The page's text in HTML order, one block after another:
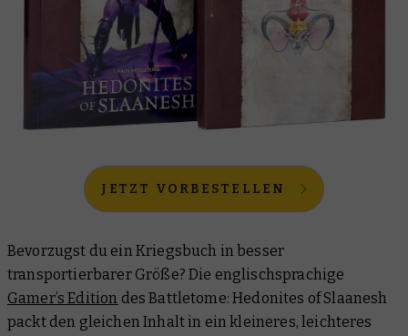
JETZT VORBESTELLEN
Bevorzugst du ein Kriegsbuch in besser
transportierbarer Größe? Die englischsprachige
Gamer’s Edition des Battletome: Hedonites of Slaanesh
packt den gleichen Inhalt in ein kleineres, leichteres